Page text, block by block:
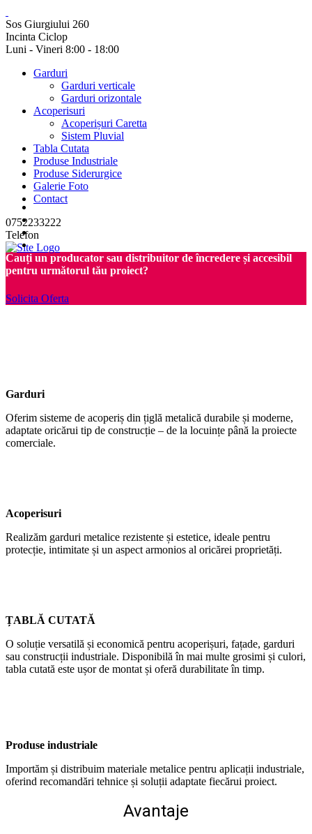
Sos Giurgiului 260
Incinta Ciclop
Luni - Vineri 8:00 - 18:00
Garduri
Garduri verticale
Garduri orizontale
Acoperisuri
Acoperișuri Caretta
Sistem Pluvial
Tabla Cutata
Produse Industriale
Produse Siderurgice
Galerie Foto
Contact
0752233222
Telefon
Cauți un producator sau distribuitor de încredere și accesibil
pentru următorul tău proiect?
Solicita Oferta
Garduri
Oferim sisteme de acoperiș din țiglă metalică durabile și moderne,
adaptate oricărui tip de construcție – de la locuințe până la proiecte
comerciale.
Acoperisuri
Realizăm garduri metalice rezistente și estetice, ideale pentru
protecție, intimitate și un aspect armonios al oricărei proprietăți.
ȚABLĂ CUTATĂ
O soluție versatilă și economică pentru acoperișuri, fațade, garduri
sau construcții industriale. Disponibilă în mai multe grosimi și culori,
tabla cutată este ușor de montat și oferă durabilitate în timp.
Produse industriale
Importăm și distribuim materiale metalice pentru aplicații industriale,
oferind recomandări tehnice și soluții adaptate fiecărui proiect.
Avantaje